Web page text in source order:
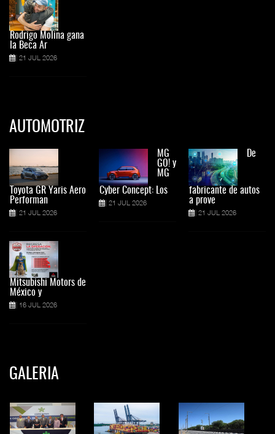
Rodrigo Molina gana
la Beca Ar
21 JUL 2026
AUTOMOTRIZ
Toyota GR Yaris Aero
Performan
21 JUL 2026
Mitsubishi Motors de
México y
16 JUL 2026
MG
GO! y
MG
Cyber Concept: Los
21 JUL 2026
De
fabricante de autos
a prove
21 JUL 2026
GALERIA